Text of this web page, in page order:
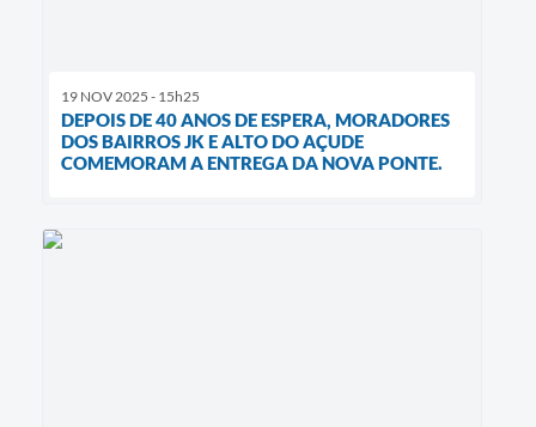
19 NOV 2025 - 15h25
DEPOIS DE 40 ANOS DE ESPERA, MORADORES
DOS BAIRROS JK E ALTO DO AÇUDE
COMEMORAM A ENTREGA DA NOVA PONTE.